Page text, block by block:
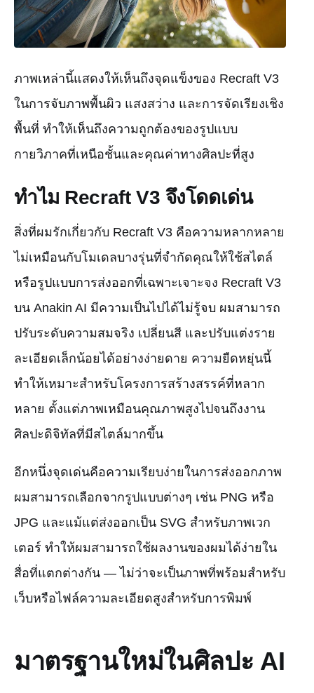
ภาพเหล่านี้แสดงให้เห็นถึงจุดแข็งของ Recraft V3
ในการจับภาพพื้นผิว แสงสว่าง และการจัดเรียงเชิง
พื้นที่ ทำให้เห็นถึงความถูกต้องของรูปแบบ
กายวิภาคที่เหนือชั้นและคุณค่าทางศิลปะที่สูง
ทำไม Recraft V3 จึงโดดเด่น
สิ่งที่ผมรักเกี่ยวกับ Recraft V3 คือความหลากหลาย
ไม่เหมือนกับโมเดลบางรุ่นที่จำกัดคุณให้ใช้สไตล์
หรือรูปแบบการส่งออกที่เฉพาะเจาะจง Recraft V3
บน Anakin AI มีความเป็นไปได้ไม่รู้จบ ผมสามารถ
ปรับระดับความสมจริง เปลี่ยนสี และปรับแต่งราย
ละเอียดเล็กน้อยได้อย่างง่ายดาย ความยืดหยุ่นนี้
ทำให้เหมาะสำหรับโครงการสร้างสรรค์ที่หลาก
หลาย ตั้งแต่ภาพเหมือนคุณภาพสูงไปจนถึงงาน
ศิลปะดิจิทัลที่มีสไตล์มากขึ้น
อีกหนึ่งจุดเด่นคือความเรียบง่ายในการส่งออกภาพ
ผมสามารถเลือกจากรูปแบบต่างๆ เช่น PNG หรือ
JPG และแม้แต่ส่งออกเป็น SVG สำหรับภาพเวก
เตอร์ ทำให้ผมสามารถใช้ผลงานของผมได้ง่ายใน
สื่อที่แตกต่างกัน — ไม่ว่าจะเป็นภาพที่พร้อมสำหรับ
เว็บหรือไฟล์ความละเอียดสูงสำหรับการพิมพ์
มาตรฐานใหม่ในศิลปะ AI